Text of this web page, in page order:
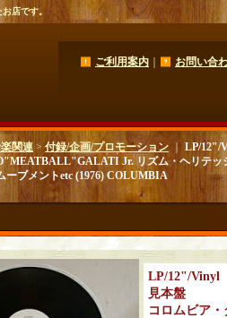
店です。
ご利用案内 お問い合
関連 > 付録/企画/プロモーション｜ LP/12"/
Jr. リズム・ヘリテッ
ーブメントetc (1976) COLUMBIA
LP/12"/Vinyl
見本盤
コロムビア